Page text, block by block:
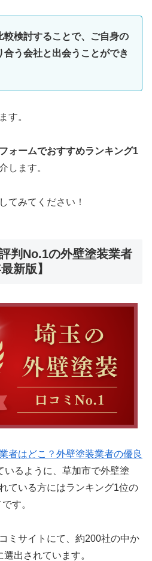
較検討することで、ご自身の
合う会社と出会うことができ
す。
ォームでおすすめランキング1
します。
てみてください！
判No.1の外壁塗装業者
新版】
者はどこ？外壁塗装業者の優良
いるように、草加市で外壁塗
ている方にはランキング1位の
す。
ミサイトにて、約200社の中か
選出されています。